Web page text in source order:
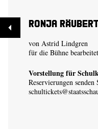
Ronja
von Astrid Lindgren
für die Bühne
Vorstellung für
Reservierungen senden